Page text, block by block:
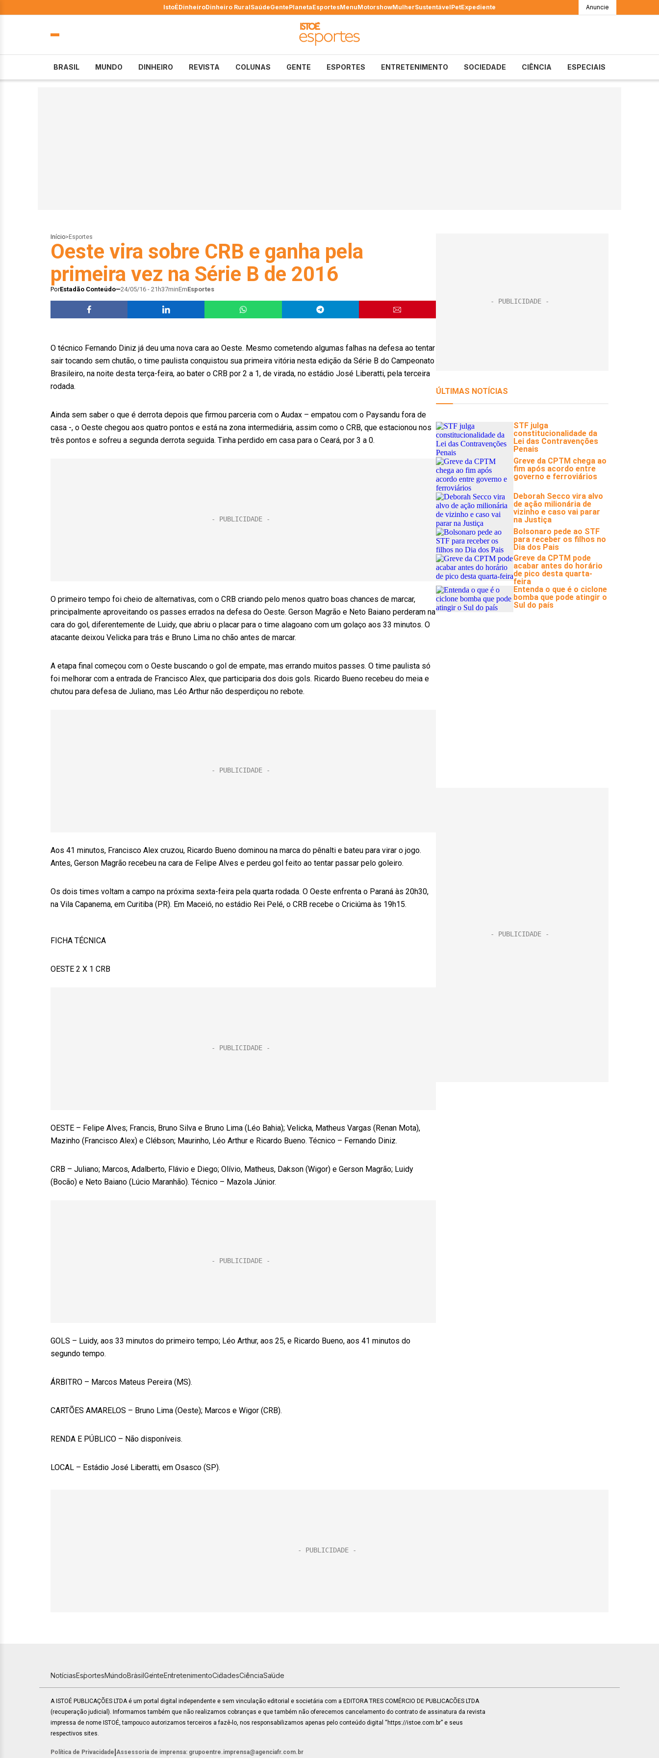
IstoÉDinheiroDinheiro RuralSaúdeGentePlanetaEsportesMenuMotorshowMulherSustentávelPetExpediente Anuncie
BRASIL MUNDO DINHEIRO REVISTA COLUNAS GENTE ESPORTES ENTRETENIMENTO SOCIEDADE CIÊNCIA ESPECIAIS
Início> Esportes
Oeste vira sobre CRB e ganha pela
primeira vez na Série B de 2016
PorEstadão Conteúdo 24/05/16 - 21h37minEmEsportes
O técnico Fernando Diniz já deu uma nova cara ao Oeste. Mesmo cometendo algumas falhas na defesa ao tentar
sair tocando sem chutão, o time paulista conquistou sua primeira vitória nesta edição da Série B do Campeonato
Brasileiro, na noite desta terça-feira, ao bater o CRB por 2 a 1, de virada, no estádio José Liberatti, pela terceira
rodada.
Ainda sem saber o que é derrota depois que firmou parceria com o Audax – empatou com o Paysandu fora de
casa -, o Oeste chegou aos quatro pontos e está na zona intermediária, assim como o CRB, que estacionou nos
três pontos e sofreu a segunda derrota seguida. Tinha perdido em casa para o Ceará, por 3 a 0.
O primeiro tempo foi cheio de alternativas, com o CRB criando pelo menos quatro boas chances de marcar,
principalmente aproveitando os passes errados na defesa do Oeste. Gerson Magrão e Neto Baiano perderam na
cara do gol, diferentemente de Luidy, que abriu o placar para o time alagoano com um golaço aos 33 minutos. O
atacante deixou Velicka para trás e Bruno Lima no chão antes de marcar.
A etapa final começou com o Oeste buscando o gol de empate, mas errando muitos passes. O time paulista só
foi melhorar com a entrada de Francisco Alex, que participaria dos dois gols. Ricardo Bueno recebeu do meia e
chutou para defesa de Juliano, mas Léo Arthur não desperdiçou no rebote.
Aos 41 minutos, Francisco Alex cruzou, Ricardo Bueno dominou na marca do pênalti e bateu para virar o jogo.
Antes, Gerson Magrão recebeu na cara de Felipe Alves e perdeu gol feito ao tentar passar pelo goleiro.
Os dois times voltam a campo na próxima sexta-feira pela quarta rodada. O Oeste enfrenta o Paraná às 20h30,
na Vila Capanema, em Curitiba (PR). Em Maceió, no estádio Rei Pelé, o CRB recebe o Criciúma às 19h15.
FICHA TÉCNICA
OESTE 2 X 1 CRB
OESTE – Felipe Alves; Francis, Bruno Silva e Bruno Lima (Léo Bahia); Velicka, Matheus Vargas (Renan Mota),
Mazinho (Francisco Alex) e Clébson; Maurinho, Léo Arthur e Ricardo Bueno. Técnico – Fernando Diniz.
CRB – Juliano; Marcos, Adalberto, Flávio e Diego; Olívio, Matheus, Dakson (Wigor) e Gerson Magrão; Luidy
(Bocão) e Neto Baiano (Lúcio Maranhão). Técnico – Mazola Júnior.
GOLS – Luidy, aos 33 minutos do primeiro tempo; Léo Arthur, aos 25, e Ricardo Bueno, aos 41 minutos do
segundo tempo.
ÁRBITRO – Marcos Mateus Pereira (MS).
CARTÕES AMARELOS – Bruno Lima (Oeste); Marcos e Wigor (CRB).
RENDA E PÚBLICO – Não disponíveis.
LOCAL – Estádio José Liberatti, em Osasco (SP).
NotíciasEsportesMundoBrasilGenteEntretenimentoCidadesCiênciaSaúde
A ISTOÉ PUBLICAÇÕES LTDA é um portal digital independente e sem vinculação editorial e societária com a EDITORA TRES COMÉRCIO DE PUBLICACÕES LTDA
(recuperação judicial). Informamos também que não realizamos cobranças e que também não oferecemos cancelamento do contrato de assinatura da revista
impressa de nome ISTOÉ, tampouco autorizamos terceiros a fazê-lo, nos responsabilizamos apenas pelo conteúdo digital “https://istoe.com.br” e seus
respectivos sites.
Política de Privacidade Assessoria de imprensa: grupoentre.imprensa@agenciafr.com.br